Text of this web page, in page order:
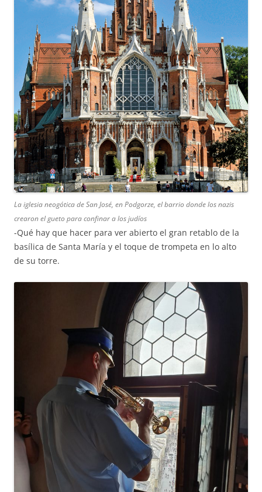
La iglesia neogótica de San José, en Podgorze, el barrio donde los nazis
crearon el gueto para confinar a los judíos
-Qué hay que hacer para ver abierto el gran retablo de la
basílica de Santa María y el toque de trompeta en lo alto
de su torre.